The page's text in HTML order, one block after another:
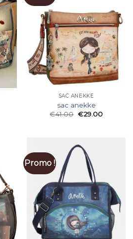
SAC ANEKKE
sac anekke
€41.00 €29.00
Promo !